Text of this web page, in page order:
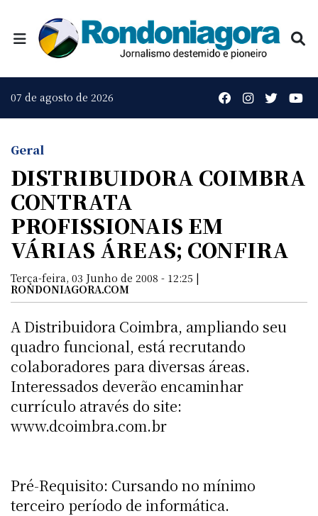
07 de agosto de 2026
Geral
DISTRIBUIDORA COIMBRA
CONTRATA
PROFISSIONAIS EM
VÁRIAS ÁREAS; CONFIRA
Terça-feira, 03 Junho de 2008 - 12:25 |
RONDONIAGORA.COM
A Distribuidora Coimbra, ampliando seu
quadro funcional, está recrutando
colaboradores para diversas áreas.
Interessados deverão encaminhar
currículo através do site:
www.dcoimbra.com.br
Pré-Requisito: Cursando no mínimo
terceiro período de informática.